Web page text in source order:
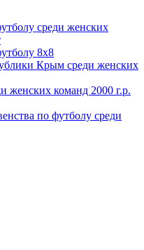
среди женских
8х8
Крым среди женских
женских команд 2000 г.р.
по футболу среди